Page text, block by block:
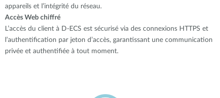
appareils et l’intégrité du réseau.
Accès Web chiffré
L’accès du client à D-ECS est sécurisé via des connexions HTTPS et
l’authentification par jeton d’accès, garantissant une communication
privée et authentifiée à tout moment.